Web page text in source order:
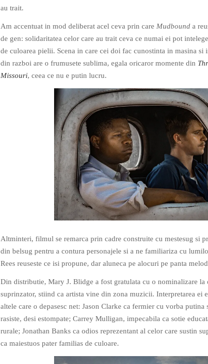
au trait.
Am accentuat in mod deliberat acel ceva prin care Mudbound a
de gen: solidaritatea celor care au trait ceva ce numai ei pot
de culoarea pielii. Scena in care cei doi fac cunostinta in masina si
din razboi are o frumusete sublima, egala oricaror momente din
Missouri, ceea ce nu e putin lucru.
Altminteri, filmul se remarca prin cadre construite cu mestesug si
din belsug pentru a contura personajele si a ne familiariza cu
Rees reuseste ce isi propune, dar aluneca pe alocuri pe panta
Din distributie, Mary J. Blidge a fost gratulata cu o nominalizare la
suprinzator, stiind ca artista vine din zona muzicii. Interpretarea ei
altele care o depasesc net: Jason Clarke ca fermier cu vorba
rasiste, desi estompate; Carrey Mulligan, impecabila ca sotie
rurale; Jonathan Banks ca odios reprezentant al celor care sustin
ca maiestuos pater familias de culoare.